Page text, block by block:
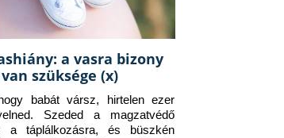
a vasra bizony
szüksége (x)
babát vársz, hirtelen ezer
Szeded a magzatvédő
a táplálkozásra, és büszkén